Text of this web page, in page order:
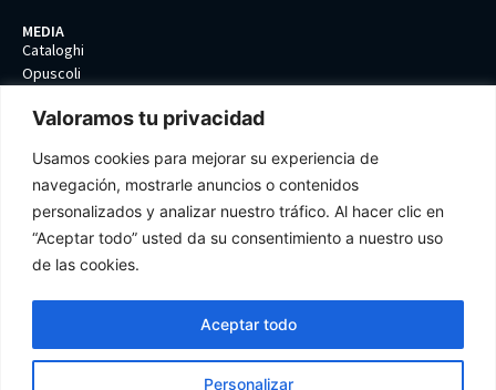
Valoramos tu privacidad
Usamos cookies para mejorar su experiencia de
navegación, mostrarle anuncios o contenidos
personalizados y analizar nuestro tráfico. Al hacer clic en
“Aceptar todo” usted da su consentimiento a nuestro uso
de las cookies.
Personalizar
Aceptar todo
MEDIA
Cataloghi
Opuscoli
Contattaci
Politica di qualità
Protezione dei dati
Termini e condizioni
Preferenza sui cookies